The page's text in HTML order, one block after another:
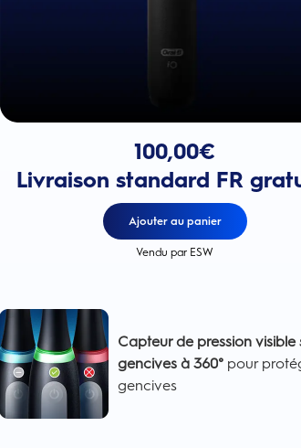
100,00€
Livraison standard FR
Ajouter au panier
Vendu par ESW
Capteur de pression visible
gencives à 360°pour
gencives